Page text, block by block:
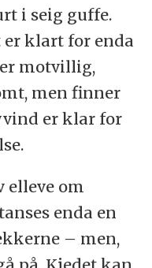
i seig guffe.
er klart for enda
motvillig,
men finner
er klar for
elleve om
enda en
– men,